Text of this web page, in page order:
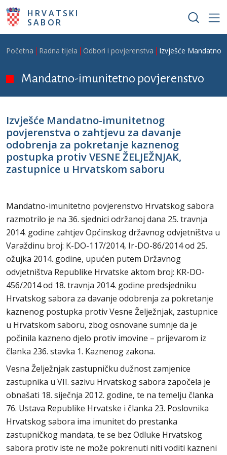
Skoči na glavni sadržaj
HRVATSKI
SABOR
Breadcrumb
Početna Radna tijela Odbori i povjerenstva Izvješće Mandatno-
Mandatno-imunitetno povjerenstvo
Izvješće Mandatno-imunitetnog
povjerenstva o zahtjevu za davanje
odobrenja za pokretanje kaznenog
postupka protiv VESNE ŽELJEŽNJAK,
zastupnice u Hrvatskom saboru
Mandatno-imunitetno povjerenstvo Hrvatskog sabora
razmotrilo je na 36. sjednici održanoj dana 25. travnja
2014. godine zahtjev Općinskog državnog odvjetništva u
Varaždinu broj: K-DO-117/2014, Ir-DO-86/2014 od 25.
ožujka 2014. godine, upućen putem Državnog
odvjetništva Republike Hrvatske aktom broj: KR-DO-
456/2014 od 18. travnja 2014. godine predsjedniku
Hrvatskog sabora za davanje odobrenja za pokretanje
kaznenog postupka protiv Vesne Želježnjak, zastupnice
u Hrvatskom saboru, zbog osnovane sumnje da je
počinila kazneno djelo protiv imovine – prijevarom iz
članka 236. stavka 1. Kaznenog zakona.
Vesna Želježnjak zastupničku dužnost zamjenice
zastupnika u VII. sazivu Hrvatskog sabora započela je
obnašati 18. siječnja 2012. godine, te na temelju članka
76. Ustava Republike Hrvatske i članka 23. Poslovnika
Hrvatskog sabora ima imunitet do prestanka
zastupničkog mandata, te se bez Odluke Hrvatskog
sabora protiv iste ne može pokrenuti niti voditi kazneni